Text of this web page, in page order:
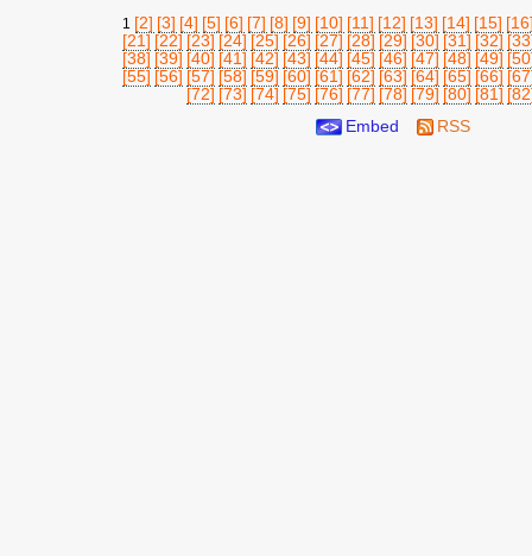
1 [2] [3] [4] [5] [6] [7] [8] [9] [10] [11] [12] [13] [14] [15]
[21] [22] [23] [24] [25] [26] [27] [28] [29] [30] [31] [32]
[38] [39] [40] [41] [42] [43] [44] [45] [46] [47] [48] [49]
[55] [56] [57] [58] [59] [60] [61] [62] [63] [64] [65] [66]
[72] [73] [74] [75] [76] [77] [78] [79] [80] [81]
Embed
RSS